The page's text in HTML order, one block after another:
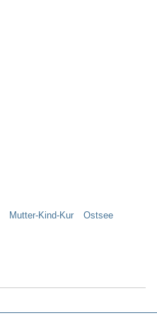
Mutter-Kind-Kur
Ostsee